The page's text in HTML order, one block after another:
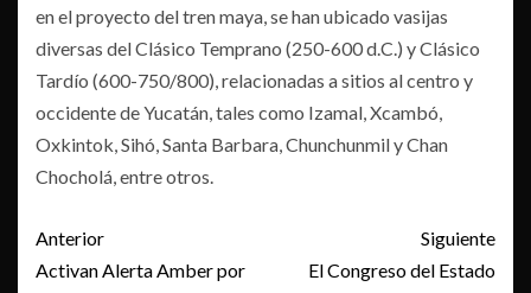
en el proyecto del tren maya, se han ubicado vasijas
diversas del Clásico Temprano (250-600 d.C.) y Clásico
Tardío (600-750/800), relacionadas a sitios al centro y
occidente de Yucatán, tales como Izamal, Xcambó,
Oxkintok, Sihó, Santa Barbara, Chunchunmil y Chan
Chocholá, entre otros.
Post
navigation
Anterior
Activan Alerta Amber por
Siguiente
El Congreso del Estado